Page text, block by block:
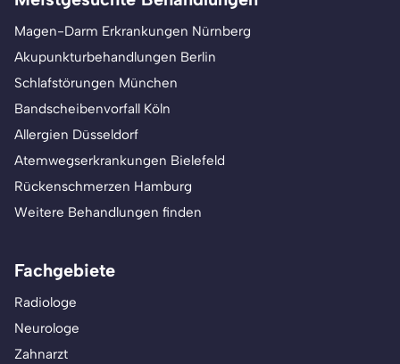
Magen-Darm Erkrankungen Nürnberg
Akupunkturbehandlungen Berlin
Schlafstörungen München
Bandscheibenvorfall Köln
Allergien Düsseldorf
Atemwegserkrankungen Bielefeld
Rückenschmerzen Hamburg
Weitere Behandlungen finden
Fachgebiete
Radiologe
Neurologe
Zahnarzt